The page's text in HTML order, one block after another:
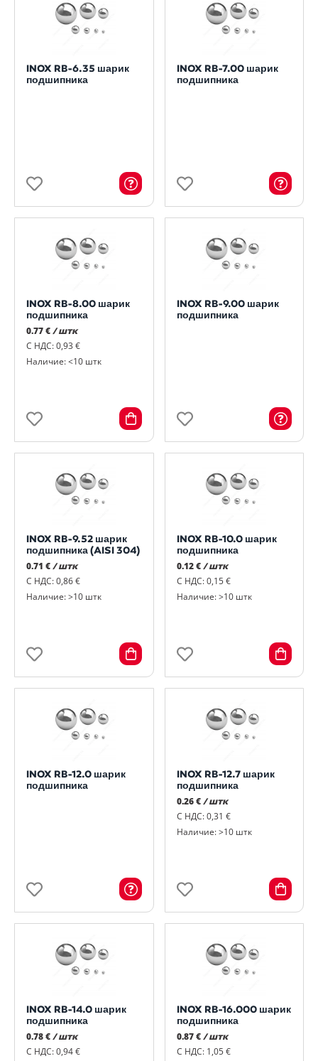
INOX RB-6.35 шарик
подшипника
INOX RB-7.00 шарик
подшипника
INOX RB-8.00 шарик
подшипника
0.77 €/ штк
С НДС: 0,93 €
Наличие: <10 штк
INOX RB-9.00 шарик
подшипника
INOX RB-9.52 шарик
подшипника (AISI 304)
0.71 €/ штк
С НДС: 0,86 €
Наличие: >10 штк
INOX RB-10.0 шарик
подшипника
0.12 € / штк
С НДС: 0,15 €
Наличие: >10 штк
INOX RB-12.0 шарик
подшипника
INOX RB-12.7 шарик
подшипника
0.26 € / штк
С НДС: 0,31 €
Наличие: >10 штк
INOX RB-14.0 шарик
подшипника
0.78 €/ штк
С НДС: 0,94 €
INOX RB-16.000 шарик
подшипника
0.87 € / штк
С НДС: 1,05 €